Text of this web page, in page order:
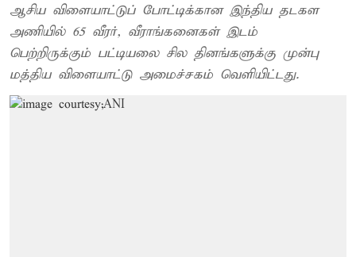
ஆசிய விளையாட்டுப் போட்டிக்கான இந்திய தடகள
அணியில் 65 வீரர், வீராங்கனைகள் இடம்
பெற்றிருக்கும் பட்டியலை சில தினங்களுக்கு முன்பு
மத்திய விளையாட்டு அமைச்சகம் வெளியிட்டது.